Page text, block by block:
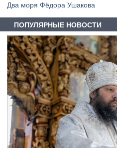
Два моря Фёдора Ушакова
ПОПУЛЯРНЫЕ НОВОСТИ